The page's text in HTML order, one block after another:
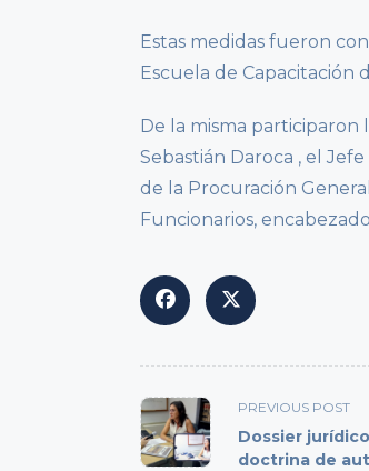
Estas medidas fueron
Escuela de Capacitación
De la misma participaron
Sebastián Daroca , el
de la Procuración
Funcionarios,
<span
class="nav-
subtitle
PREVIOUS POST
Dossier
doctrina de